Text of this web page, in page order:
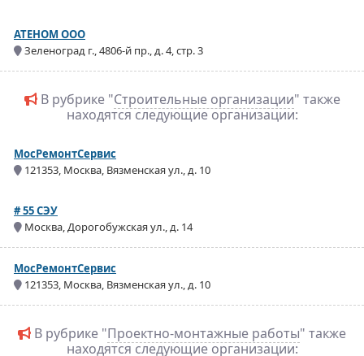
АТЕНОМ ООО
Зеленоград г., 4806-й пр., д. 4, стр. 3
В рубрике "Строительные организации" также
находятся следующие организации:
МосРемонтСервис
121353, Москва, Вязменская ул., д. 10
# 55 СЭУ
Москва, Дорогобужская ул., д. 14
МосРемонтСервис
121353, Москва, Вязменская ул., д. 10
В рубрике "Проектно-монтажные работы" также
находятся следующие организации: